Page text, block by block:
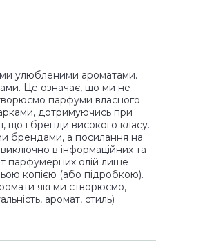
улюбленими ароматами.
Це означає, що ми не
парфуми власного
дотримуючись при
що і бренди високого класу.
брендами, а посилання на
в інформаційних та
парфумерних олій лише
копією (або підробкою).
які ми створюємо,
аромат, стиль)